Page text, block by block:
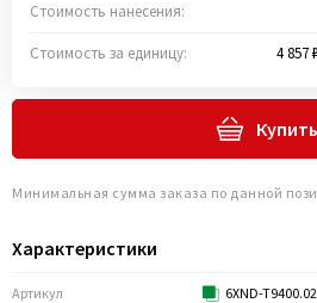
Характеристики
Артикул 6XND-
Стоимость нанесения:
Стоимость за единицу: 4 857 ₽
Купить
Минимальная сумма заказа по данной